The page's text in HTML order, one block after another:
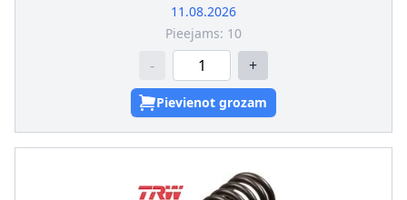
11.08.2026
Pieejams: 10
- +
Pievienot grozam